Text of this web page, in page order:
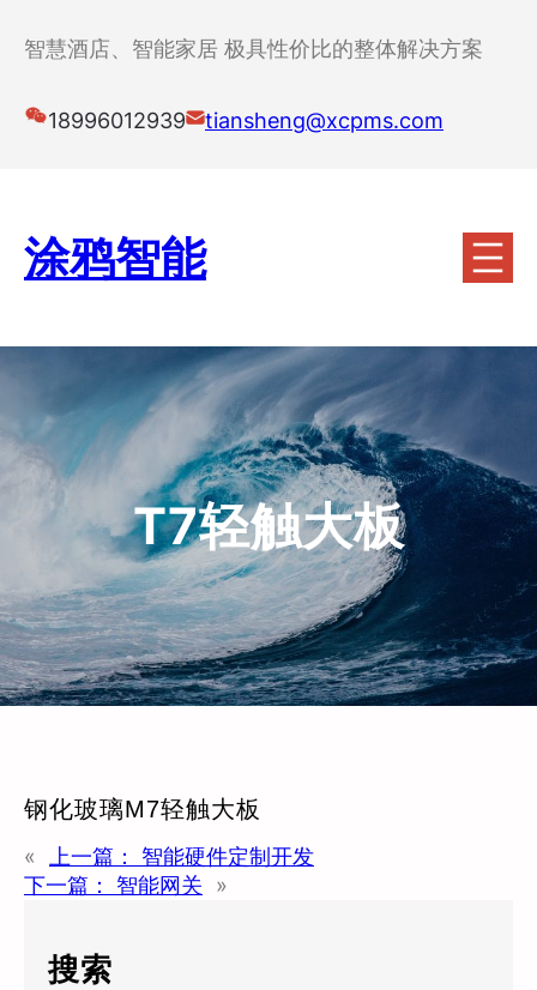
智慧酒店、智能家居 极具性价比的整体解决方案
18996012939 tiansheng@xcpms.com
涂鸦智能
T7轻触大板
钢化玻璃M7轻触大板
« 上一篇：
智能硬件定制开发
下一篇：
智能网关 »
搜索